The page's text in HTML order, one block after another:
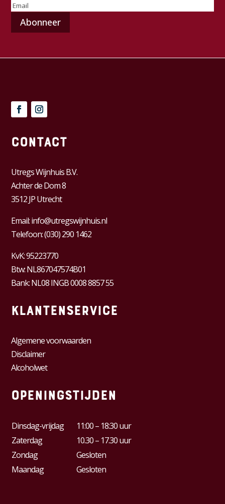
E-
mailadres(Vereist)
Contact
Utregs Wijnhuis B.V.
Achter de Dom 8
3512 JP Utrecht
Email:info@utregswijnhuis.nl
Telefoon:(030) 290 1462
KvK:95223770
Btw:NL867047574B01
Bank: NL08 INGB 0008 8857 55
Klantenservice
Algemene voorwaarden
Disclaimer
Alcoholwet
Openingstijden
Dinsdag-vrijdag
11:00 – 18:30 uur
Zaterdag
10.30 – 17.30 uur
Zondag
Gesloten
Maandag
Gesloten